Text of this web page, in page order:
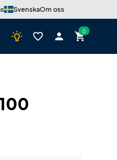
SvenskaOm oss
wb_incandescent favorite_border person shopping_cart